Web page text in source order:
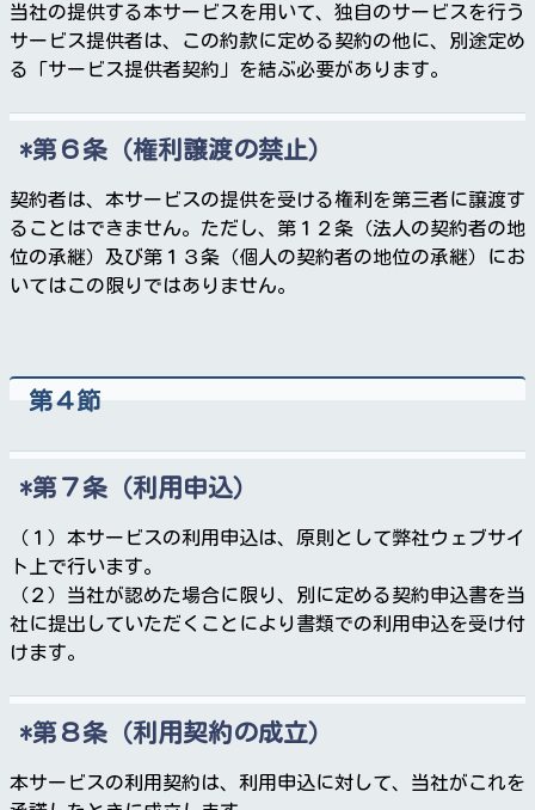
当社の提供する本サービスを用いて、独自のサービスを行う
サービス提供者は、この約款に定める契約の他に、別途定め
る「サービス提供者契約」を結ぶ必要があります。
第６条（権利譲渡の禁止）
契約者は、本サービスの提供を受ける権利を第三者に譲渡す
ることはできません。ただし、第１２条（法人の契約者の地
位の承継）及び第１３条（個人の契約者の地位の承継）にお
いてはこの限りではありません。
第４節
第７条（利用申込）
（１）本サービスの利用申込は、原則として弊社ウェブサイ
ト上で行います。
（２）当社が認めた場合に限り、別に定める契約申込書を当
社に提出していただくことにより書類での利用申込を受け付
けます。
第８条（利用契約の成立）
本サービスの利用契約は、利用申込に対して、当社がこれを